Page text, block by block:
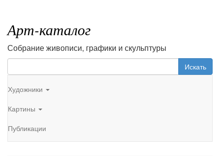
Арт-каталог
Собрание живописи, графики и скульптуры
Искать
Художники
Картины
Публикации